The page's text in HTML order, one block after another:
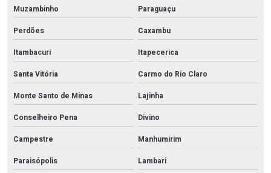
Muzambinho
Paraguaçu
Perdões
Caxambu
Itambacuri
Itapecerica
Santa Vitória
Carmo do Rio Claro
Monte Santo de Minas
Lajinha
Conselheiro Pena
Divino
Campestre
Manhumirim
Paraisópolis
Lambari